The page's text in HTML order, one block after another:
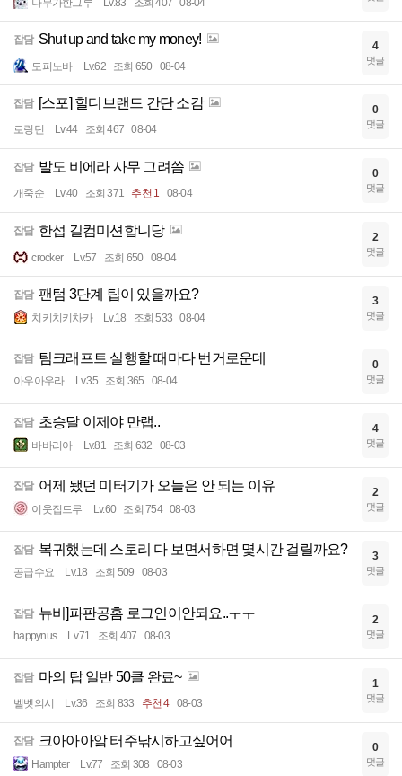
나무가한그루 Lv.83 조회 407 08-04
잡담 Shut up and take my money!
도퍼노바 Lv.62 조회 650 08-04
4
댓글
잡담 [스포] 힐디브랜드 간단 소감
로링던 Lv.44 조회 467 08-04
0
댓글
잡담 발도 비에라 사무 그려씀
개죽순 Lv.40 조회 371 추천 1 08-04
0
댓글
잡담 한섭 길컴미션합니당
crocker Lv.57 조회 650 08-04
2
댓글
잡담 팬텀 3단계 팁이 있을까요?
치키치키차카 Lv.18 조회 533 08-04
3
댓글
잡담 팀크래프트 실행할 때마다 번거로운데
아우아우라 Lv.35 조회 365 08-04
0
댓글
잡담 초승달 이제야 만랩..
바바리아 Lv.81 조회 632 08-03
4
댓글
잡담 어제 됐던 미터기가 오늘은 안 되는 이유
이웃집드루 Lv.60 조회 754 08-03
2
댓글
잡담 복귀했는데 스토리 다 보면서하면 몇시간 걸릴까요?
공급수요 Lv.18 조회 509 08-03
3
댓글
잡담 뉴비]파판공홈 로그인이안되요..ㅜㅜ
happynus Lv.71 조회 407 08-03
2
댓글
잡담 마의 탑 일반 50클 완료~
벨벳의시 Lv.36 조회 833 추천 4 08-03
1
댓글
잡담 크아아아앜 터주낚시하고싶어어
Hampter Lv.77 조회 308 08-03
0
댓글